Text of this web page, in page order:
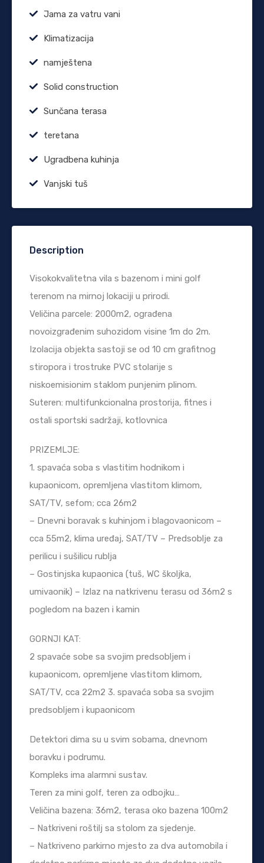
Jama za vatru vani
Klimatizacija
namještena
Solid construction
Sunčana terasa
teretana
Ugradbena kuhinja
Vanjski tuš
Description
Visokokvalitetna vila s bazenom i mini golf
terenom na mirnoj lokaciji u prirodi.
Veličina parcele: 2000m2, ograđena
novoizgrađenim suhozidom visine 1m do 2m.
Izolacija objekta sastoji se od 10 cm grafitnog
stiropora i trostruke PVC stolarije s
niskoemisionim staklom punjenim plinom.
Suteren: multifunkcionalna prostorija, fitnes i
ostali sportski sadržaji, kotlovnica
PRIZEMLJE:
1. spavaća soba s vlastitim hodnikom i
kupaonicom, opremljena vlastitom klimom,
SAT/TV, sefom; cca 26m2
– Dnevni boravak s kuhinjom i blagovaonicom –
cca 55m2, klima uređaj, SAT/TV – Predsoblje za
perilicu i sušilicu rublja
– Gostinjska kupaonica (tuš, WC školjka,
umivaonik) – Izlaz na natkrivenu terasu od 36m2 s
pogledom na bazen i kamin
GORNJI KAT:
2 spavaće sobe sa svojim predsobljem i
kupaonicom, opremljene vlastitom klimom,
SAT/TV, cca 22m2 3. spavaća soba sa svojim
predsobljem i kupaonicom
Detektori dima su u svim sobama, dnevnom
boravku i podrumu.
Kompleks ima alarmni sustav.
Teren za mini golf, teren za odbojku…
Veličina bazena: 36m2, terasa oko bazena 100m2
– Natkriveni roštilj sa stolom za sjedenje.
– Natkriveno parkirno mjesto za dva automobila i